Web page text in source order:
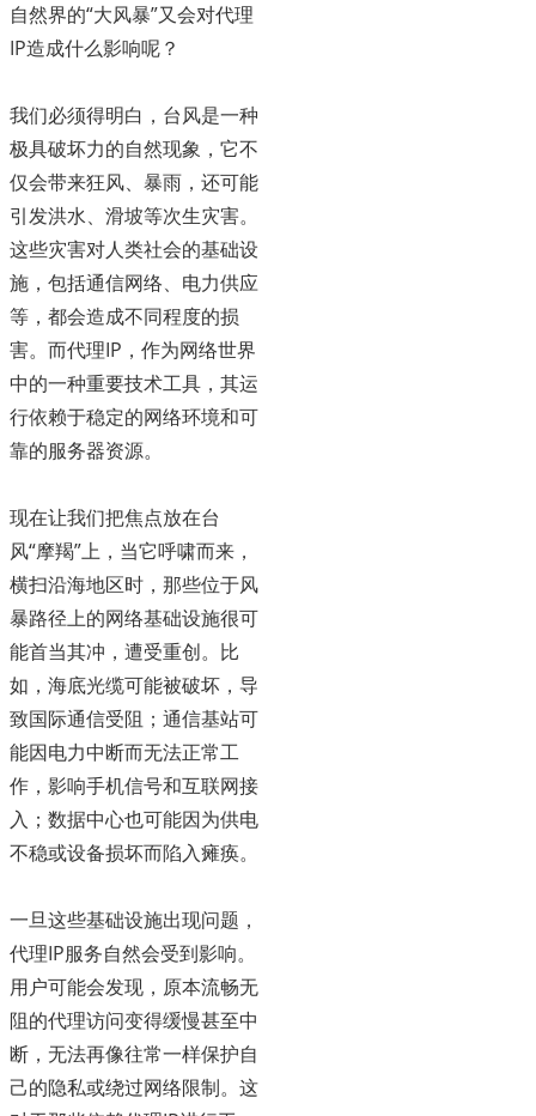
自然界的“大风暴”又会对代理
IP造成什么影响呢？
我们必须得明白，台风是一种
极具破坏力的自然现象，它不
仅会带来狂风、暴雨，还可能
引发洪水、滑坡等次生灾害。
这些灾害对人类社会的基础设
施，包括通信网络、电力供应
等，都会造成不同程度的损
害。而代理IP，作为网络世界
中的一种重要技术工具，其运
行依赖于稳定的网络环境和可
靠的服务器资源。
现在让我们把焦点放在台
风“摩羯”上，当它呼啸而来，
横扫沿海地区时，那些位于风
暴路径上的网络基础设施很可
能首当其冲，遭受重创。比
如，海底光缆可能被破坏，导
致国际通信受阻；通信基站可
能因电力中断而无法正常工
作，影响手机信号和互联网接
入；数据中心也可能因为供电
不稳或设备损坏而陷入瘫痪。
一旦这些基础设施出现问题，
代理IP服务自然会受到影响。
用户可能会发现，原本流畅无
阻的代理访问变得缓慢甚至中
断，无法再像往常一样保护自
己的隐私或绕过网络限制。这